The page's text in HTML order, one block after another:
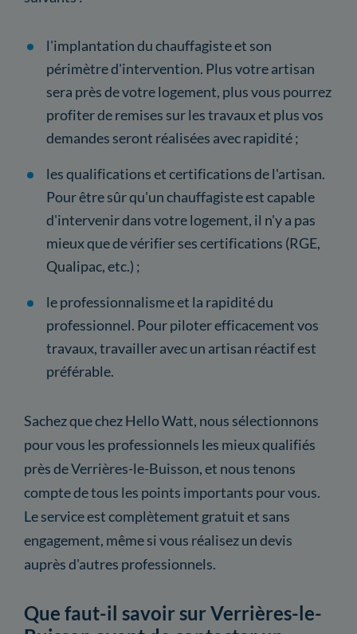
l'implantation du chauffagiste et son
périmètre d'intervention. Plus votre artisan
sera près de votre logement, plus vous pourrez
profiter de remises sur les travaux et plus vos
demandes seront réalisées avec rapidité ;
les qualifications et certifications de l'artisan.
Pour être sûr qu'un chauffagiste est capable
d'intervenir dans votre logement, il n'y a pas
mieux que de vérifier ses certifications (RGE,
Qualipac, etc.) ;
le professionnalisme et la rapidité du
professionnel. Pour piloter efficacement vos
travaux, travailler avec un artisan réactif est
préférable.
Sachez que chez Hello Watt, nous sélectionnons
pour vous les professionnels les mieux qualifiés
près de Verrières-le-Buisson, et nous tenons
compte de tous les points importants pour vous.
Le service est complètement gratuit et sans
engagement, même si vous réalisez un devis
auprès d'autres professionnels.
Que faut-il savoir sur Verrières-le-